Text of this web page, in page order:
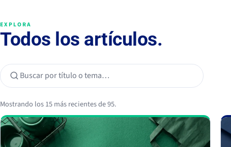
EXPLORA
Todos los artículos.
Mostrando los 15 más recientes de 95.